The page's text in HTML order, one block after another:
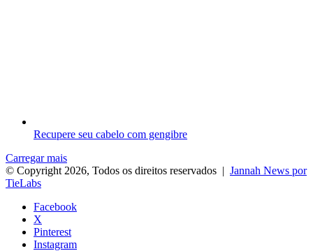
Recupere seu cabelo com gengibre
Carregar mais
© Copyright 2026, Todos os direitos reservados | Jannah News por
TieLabs
Facebook
X
Pinterest
Instagram